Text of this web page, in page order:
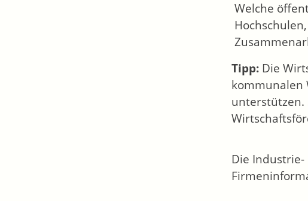
Welche
Tipp: Die
kommunalen
unterstützen.
Die